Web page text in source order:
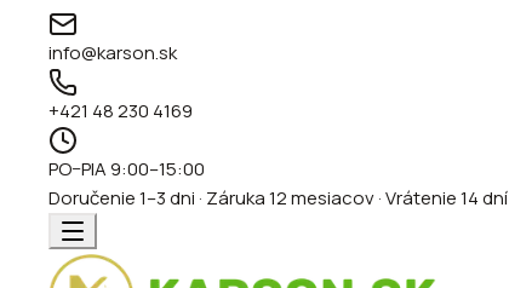
info@karson.sk
+421 48 230 4169
PO–PIA 9:00–15:00
Doručenie 1–3 dni · Záruka 12 mesiacov · Vrátenie 14 dní